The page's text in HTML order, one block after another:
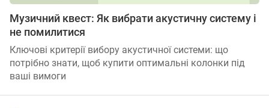
Музичний квест: Як вибрати акустичну систему і
не помилитися
Ключові критерії вибору акустичної системи: що
потрібно знати, щоб купити оптимальні колонки під
ваші вимоги